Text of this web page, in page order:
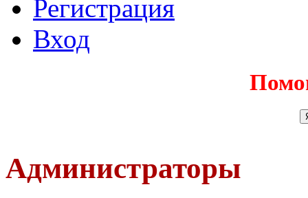
Регистрация
Вход
Администраторы